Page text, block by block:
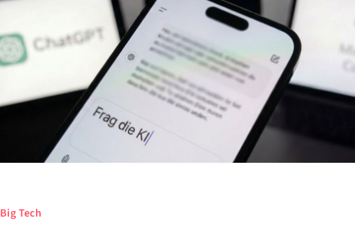
Big Tech